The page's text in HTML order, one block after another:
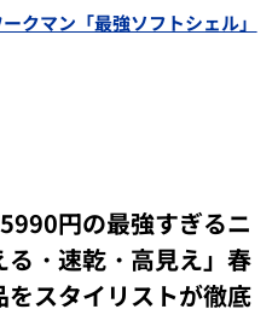
クマン「最強ソフトシェル」
円の最強すぎるニ
・速乾・高見え」春
スタイリストが徹底